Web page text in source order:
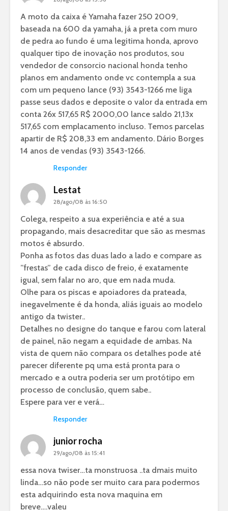
A moto da caixa é Yamaha fazer 250 2009,
baseada na 600 da yamaha, já a preta com muro
de pedra ao fundo é uma legitima honda, aprovo
qualquer tipo de inovação nos produtos, sou
vendedor de consorcio nacional honda tenho
planos em andamento onde vc contempla a sua
com um pequeno lance (93) 3543-1266 me liga
passe seus dados e deposite o valor da entrada em
conta 26x 517,65 R$ 2000,00 lance saldo 21,13x
517,65 com emplacamento incluso. Temos parcelas
apartir de R$ 208,33 em andamento. Dário Borges
14 anos de vendas (93) 3543-1266.
Responder
Lestat
28/ago/08 às 16:50
Colega, respeito a sua experiência e até a sua
propagando, mais desacreditar que são as mesmas
motos é absurdo.
Ponha as fotos das duas lado a lado e compare as
”frestas” de cada disco de freio, é exatamente
igual, sem falar no aro, que em nada muda.
Olhe para os piscas e apoiadores da prateada,
inegavelmente é da honda, aliás iguais ao modelo
antigo da twister..
Detalhes no designe do tanque e farou com lateral
de painel, não negam a equidade de ambas. Na
vista de quem não compara os detalhes pode até
parecer diferente pq uma está pronta para o
mercado e a outra poderia ser um protótipo em
processo de conclusão, quem sabe..
Espere para ver e verá…
Responder
junior rocha
29/ago/08 às 15:41
essa nova twiser…ta monstruosa ..ta dmais muito
linda…so não pode ser muito cara para podermos
esta adquirindo esta nova maquina em
breve….valeu